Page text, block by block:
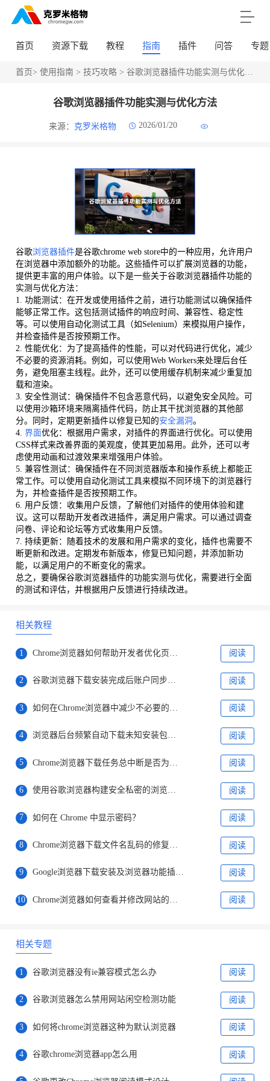
首页 资源下载 教程 指南 插件 问答 专题
首页> 使用指南 > 技巧攻略> 谷歌浏览器插件功能实测与优化方法
谷歌浏览器插件功能实测与优化方法
来源： 克罗米格物 2026/01/20
谷歌浏览器插件是谷歌chrome web store中的一种应用，允许用户
在浏览器中添加额外的功能。这些插件可以扩展浏览器的功能，
提供更丰富的用户体验。以下是一些关于谷歌浏览器插件功能的
实测与优化方法：
1. 功能测试：在开发或使用插件之前，进行功能测试以确保插件
能够正常工作。这包括测试插件的响应时间、兼容性、稳定性
等。可以使用自动化测试工具（如Selenium）来模拟用户操作，
并检查插件是否按预期工作。
2. 性能优化：为了提高插件的性能，可以对代码进行优化，减少
不必要的资源消耗。例如，可以使用Web Workers来处理后台任
务，避免阻塞主线程。此外，还可以使用缓存机制来减少重复加
载和渲染。
3. 安全性测试：确保插件不包含恶意代码，以避免安全风险。可
以使用沙箱环境来隔离插件代码，防止其干扰浏览器的其他部
分。同时，定期更新插件以修复已知的安全漏洞 。
4. 界面优化：根据用户需求，对插件的界面进行优化。可以使用
CSS样式来改善界面的美观度，使其更加易用。此外，还可以考
虑使用动画和过渡效果来增强用户体验。
5. 兼容性测试：确保插件在不同浏览器版本和操作系统上都能正
常工作。可以使用自动化测试工具来模拟不同环境下的浏览器行
为，并检查插件是否按预期工作。
6. 用户反馈：收集用户反馈，了解他们对插件的使用体验和建
议。这可以帮助开发者改进插件，满足用户需求。可以通过调查
问卷、评论和论坛等方式收集用户反馈。
7. 持续更新：随着技术的发展和用户需求的变化，插件也需要不
断更新和改进。定期发布新版本，修复已知问题，并添加新功
能，以满足用户的不断变化的需求。
总之，要确保谷歌浏览器插件的功能实测与优化，需要进行全面
的测试和评估，并根据用户反馈进行持续改进。
相关教程
1 阅读
2 谷歌浏览器下载安装完成后账户同步设置详解 阅读
3 阅读
4 浏览器后台频繁自动下载未知安装包的系统权限拦截设置教程 阅读
5 阅读
6 使用谷歌浏览器构建安全私密的浏览环境 阅读
7 如何在 Chrome 中显示密码？ 阅读
8 阅读
9 Google浏览器下载安装及浏览器功能插件安装及管理方法 阅读
10 阅读
相关专题
1 谷歌浏览器没有ie兼容模式怎么办 阅读
2 谷歌浏览器怎么禁用网站闲空检测功能 阅读
3 如何将chrome浏览器这种为默认浏览器 阅读
4 谷歌chrome浏览器app怎么用 阅读